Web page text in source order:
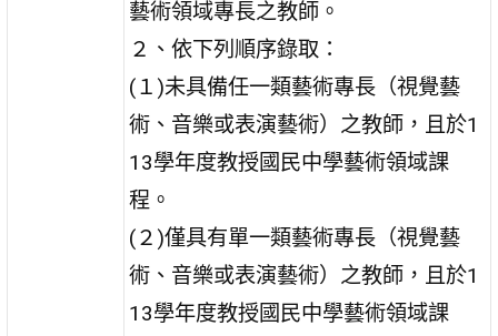
藝術領域專長之教師。
２、依下列順序錄取：
(１)未具備任一類藝術專長（視覺藝
術、音樂或表演藝術）之教師，且於1
13學年度教授國民中學藝術領域課
程。
(２)僅具有單一類藝術專長（視覺藝
術、音樂或表演藝術）之教師，且於1
13學年度教授國民中學藝術領域課